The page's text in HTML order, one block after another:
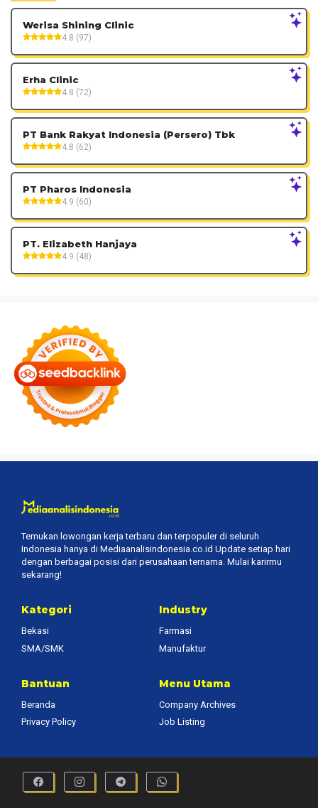
Werisa Shining Clinic
4.8 (97)
Erha Clinic
4.8 (72)
PT Bank Rakyat Indonesia (Persero) Tbk
4.8 (62)
PT Pharos Indonesia
4.9 (60)
PT. Elizabeth Hanjaya
4.9 (48)
Temukan lowongan kerja terbaru dan terpopuler di seluruh
Indonesia hanya di Mediaanalisindonesia.co.id Update setiap hari
dengan berbagai posisi dari perusahaan ternama. Mulai karirmu
sekarang!
Kategori
Bekasi
SMA/SMK
Industry
Farmasi
Manufaktur
Bantuan
Beranda
Privacy Policy
Menu Utama
Company Archives
Job Listing